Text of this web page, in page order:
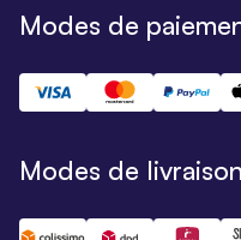
Modes de
Modes de livraison